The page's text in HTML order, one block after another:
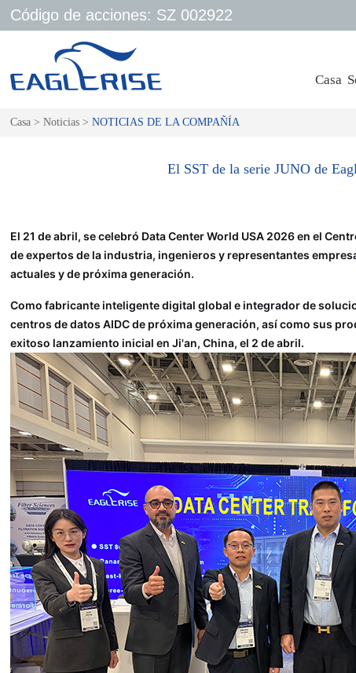
Código de acciones: SZ 002922
Casa
Casa> Noticias> NOTICIAS DE LA COMPAÑÍA
El SST de la serie JUNO de
El 21 de abril, se celebró Data Center World USA 2026 en el
de expertos de la industria, ingenieros y representantes
actuales y de próxima generación.
Como fabricante inteligente digital global e integrador de
centros de datos AIDC de próxima generación, así como sus
exitoso lanzamiento inicial en Ji'an, China, el 2 de abril.